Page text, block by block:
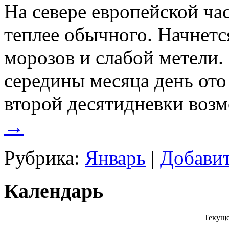
На севере европейской
теплее обычного.
морозов и слабой
середины месяца день
второй десятидневки
→
Рубрика: Январь |
Календарь